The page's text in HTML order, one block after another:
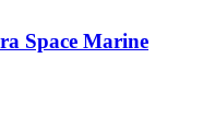
Space Marine